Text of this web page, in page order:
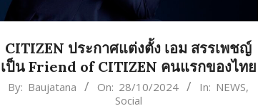
CITIZEN ประกาศแต่งตั้ง เอม สรรเพชญ์
เป็น Friend of CITIZEN คนแรกของไทย
2024-
By: Baujatana On: 28/10/2024 In: NEWS,
Social